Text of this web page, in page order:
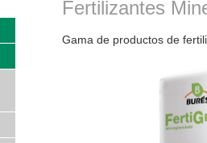
Fertilizantes
Gama de productos de